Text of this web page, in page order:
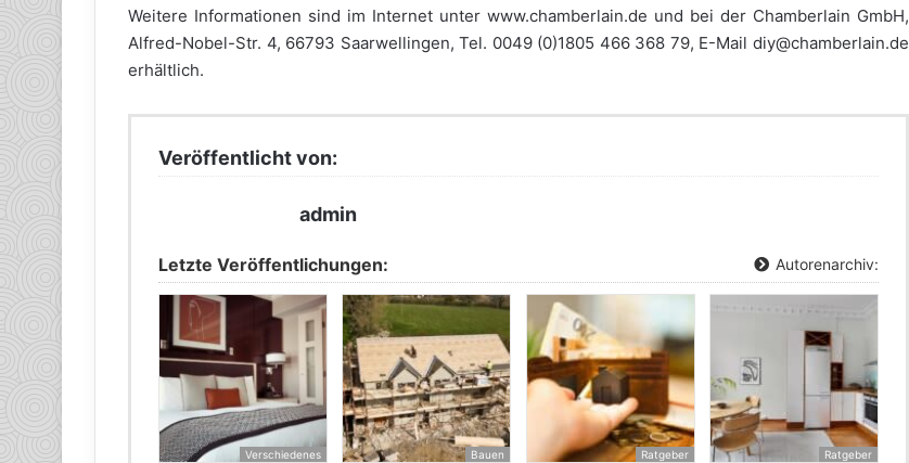
Weitere Informationen sind im Internet unter www.chamberlain.de und bei der Chamberlain GmbH,
Alfred-Nobel-Str. 4, 66793 Saarwellingen, Tel. 0049 (0)1805 466 368 79, E-Mail diy@chamberlain.de
erhältlich.
Veröffentlicht von:
admin
Letzte Veröffentlichungen: Autorenarchiv:
Verschiedenes
Bauen
Ratgeber
Ratgeber